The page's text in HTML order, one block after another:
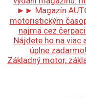
Základný motor,